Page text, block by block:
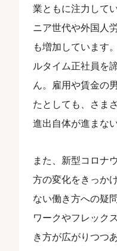
業ともに注力して
ニア世代や外国人
も増加しています
ルタイム正社員を
ん。雇用や賃金の
たとしても、さま
進出自体が進まな
また、新型コロナ
方の変化をきっか
ない働き方への疑
ワークやフレック
き方が広がりつつ